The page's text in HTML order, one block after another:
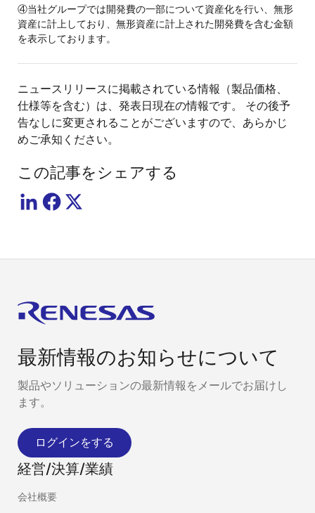
④当社グループでは開発費の一部について資産化を行い、無形
資産に計上しており、無形資産に計上された開発費を含む金額
を表示しております。
ニュースリリースに掲載されている情報（製品価格、
仕様等を含む）は、発表日現在の情報です。 その後予
告なしに変更されることがございますので、あらかじ
めご承知ください。
この記事をシェアする
最新情報のお知らせについて
製品やソリューションの最新情報をメールでお届けし
ます。
ログインをする
経営/決算/業績
会社概要